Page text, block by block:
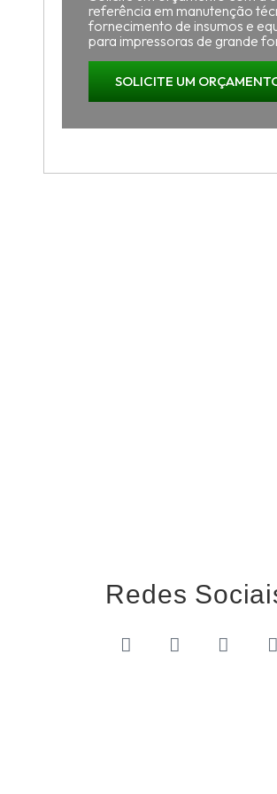
referência em manutenção
fornecimento de insumos e
para impressoras de grande
SOLICITE UM
Redes